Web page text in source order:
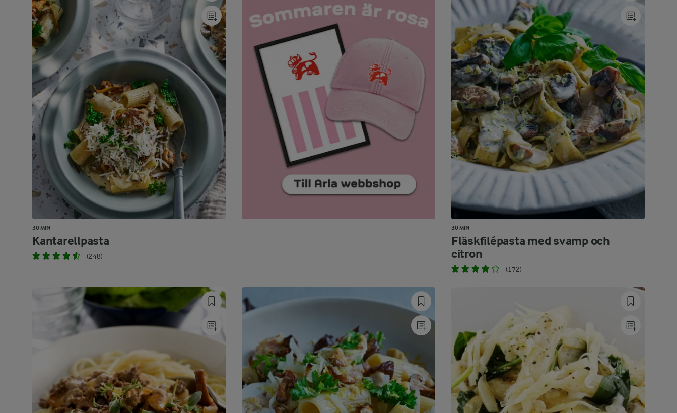
30 MIN
Kantarellpasta
(248)
30 MIN
Fläskfilépasta med svamp och
citron
(172)